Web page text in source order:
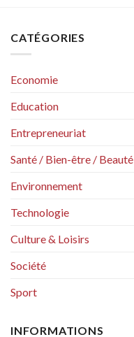
CATÉGORIES
Economie
Education
Entrepreneuriat
Santé / Bien-être / Beauté
Environnement
Technologie
Culture & Loisirs
Société
Sport
INFORMATIONS